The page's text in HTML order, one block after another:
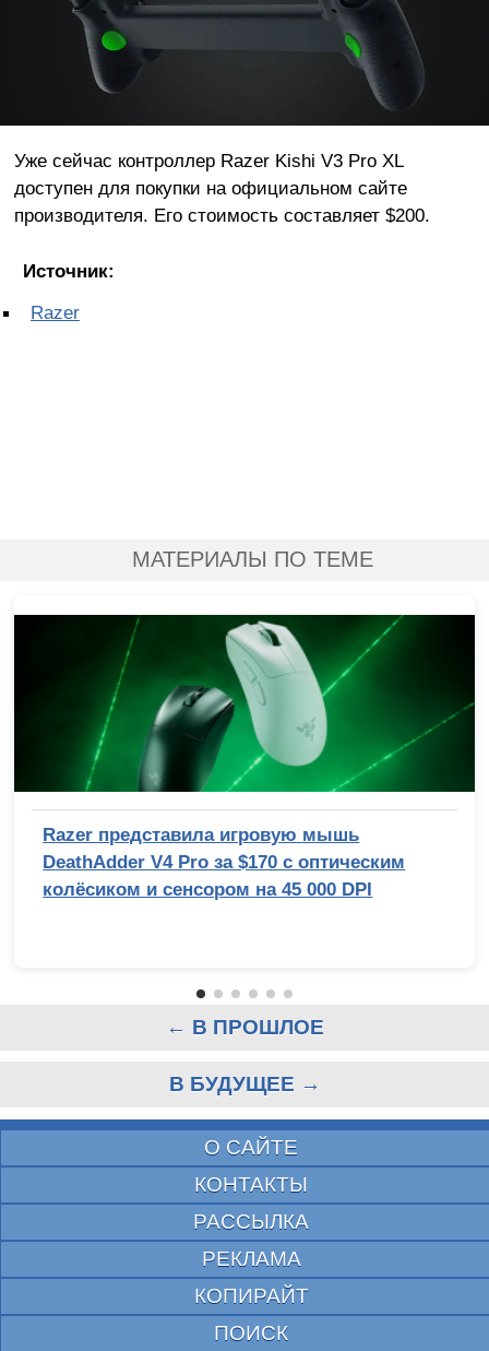
Уже сейчас контроллер Razer Kishi V3 Pro XL
доступен для покупки на официальном сайте
производителя. Его стоимость составляет $200.
Источник:
Razer
МАТЕРИАЛЫ ПО ТЕМЕ
Razer представила игровую мышь
DeathAdder V4 Pro за $170 с оптическим
колёсиком и сенсором на 45 000 DPI
← В ПРОШЛОЕ
В БУДУЩЕЕ →
О САЙТЕ
КОНТАКТЫ
РАССЫЛКА
РЕКЛАМА
КОПИРАЙТ
ПОИСК